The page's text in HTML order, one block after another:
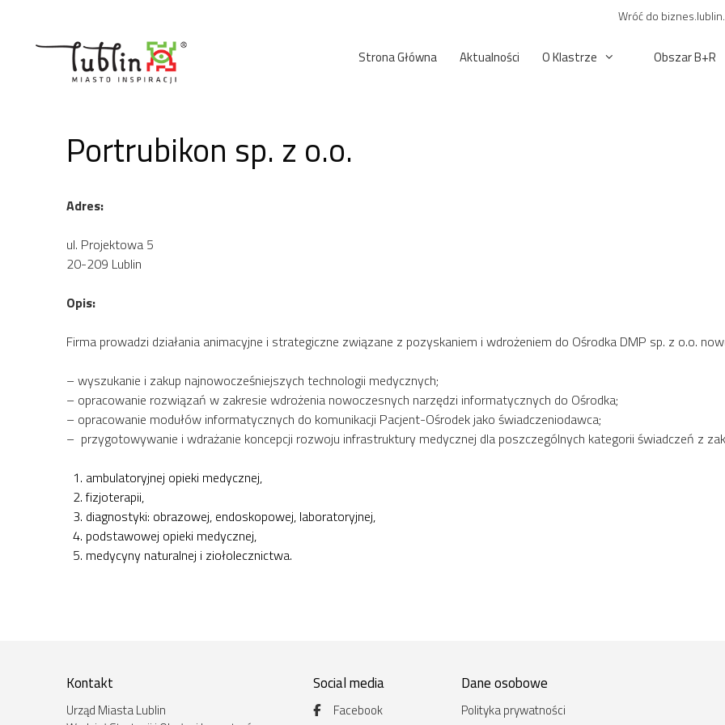
Wróć do
Strona Główna Aktualności O Klastrze Obszar B+R
Portrubikon sp. z o.o.
Adres:
ul. Projektowa 5
20-209 Lublin
Opis:
Firma prowadzi działania animacyjne i strategiczne związane z pozyskaniem i wdrożeniem do Ośrodka DMP sp. z o.o.
– wyszukanie i zakup najnowocześniejszych technologii medycznych;
– opracowanie rozwiązań w zakresie wdrożenia nowoczesnych narzędzi informatycznych do Ośrodka;
– opracowanie modułów informatycznych do komunikacji Pacjent-Ośrodek jako świadczeniodawca;
– przygotowywanie i wdrażanie koncepcji rozwoju infrastruktury medycznej dla poszczególnych kategorii świadczeń z
ambulatoryjnej opieki medycznej,
fizjoterapii,
diagnostyki: obrazowej, endoskopowej, laboratoryjnej,
podstawowej opieki medycznej,
medycyny naturalnej i ziołolecznictwa.
Kontakt
Urząd Miasta Lublin
Social media
Facebook
Dane osobowe
Polityka prywatności